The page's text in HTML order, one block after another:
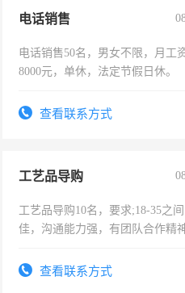
电话销售
电话销售50名，男女不限，月工
8000元，单休，法定节假日休。
查看联系方式
工艺品导购
工艺品导购10名，要求;18-35之
佳，沟通能力强，有团队合作精
查看联系方式